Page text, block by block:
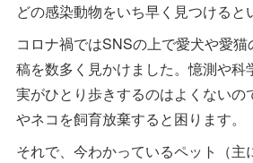
どの感染動物をいち早く見つけると
コロナ禍ではSNSの上で愛犬や愛
稿を数多く見かけました。憶測や科
実がひとり歩きするのはよくないの
やネコを飼育放棄すると困ります。
それで、今わかっているペット（主